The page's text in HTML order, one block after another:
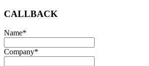
CALLBACK
Name*
Company*